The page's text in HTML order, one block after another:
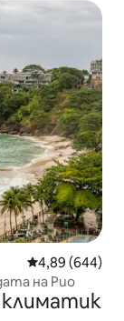
Средна
4,89 (644)
на Рио